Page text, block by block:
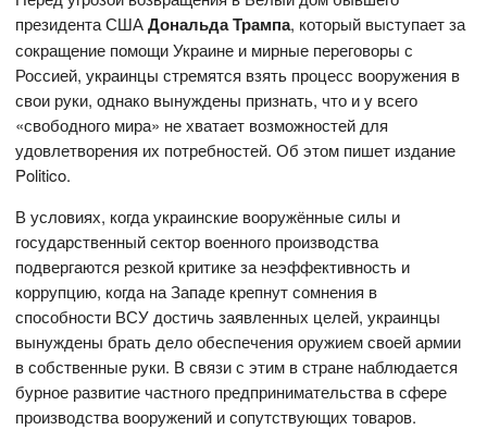
президента СШАДональда Трампа, который выступает за
сокращение помощи Украине и мирные переговоры с
Россией, украинцы стремятся взять процесс вооружения в
свои руки, однако вынуждены признать, что и у всего
«свободного мира» не хватает возможностей для
удовлетворения их потребностей. Об этом пишет издание
Politico.
В условиях, когда украинские вооружённые силы и
государственный сектор военного производства
подвергаются резкой критике за неэффективность и
коррупцию, когда на Западе крепнут сомнения в
способности ВСУ достичь заявленных целей, украинцы
вынуждены брать дело обеспечения оружием своей армии
в собственные руки. В связи с этим в стране наблюдается
бурное развитие частного предпринимательства в сфере
производства вооружений и сопутствующих товаров.